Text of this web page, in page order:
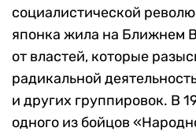
социалистической
японка жила на Ближнем
от властей, которые
радикальной
и других группировок. В
одного из бойцов